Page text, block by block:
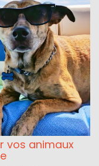
vos animaux